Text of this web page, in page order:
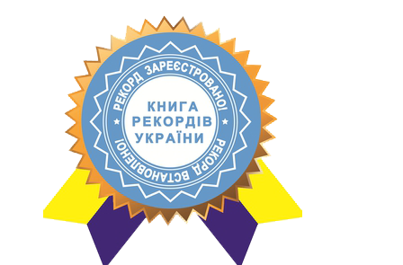
игр
«Happу
Time»
зарегистрирован
новый
рекорд
Украины.